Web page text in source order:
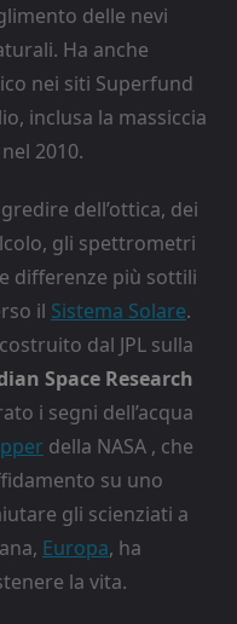
delle nevi
Ha anche
nei siti Superfund
inclusa la massiccia
2010.
dell’ottica, dei
gli spettrometri
differenze più sottili
il Sistema Solare.
dal JPL sulla
Space Research
i segni dell’acqua
della NASA , che
su uno
gli scienziati a
Europa, ha
la vita.